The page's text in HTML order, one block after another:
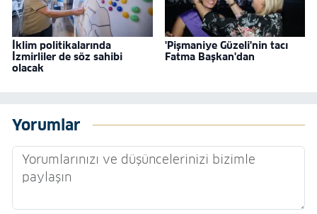
İklim politikalarında
İzmirliler de söz sahibi
olacak
'Pişmaniye Güzeli'nin tacı
Fatma Başkan'dan
Yorumlar